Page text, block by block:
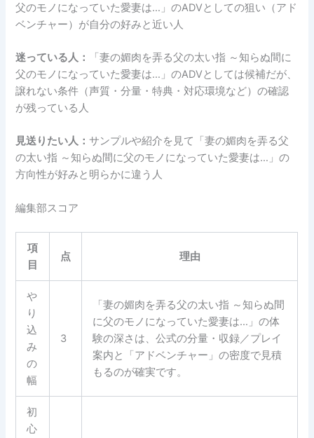
父のモノになっていた愛妻は…」のADVとしての狙い（アド
ベンチャー）が自分の好みと近い人
迷っている人：
「妻の媚肉を弄る父の太い指 ～知らぬ間に
父のモノになっていた愛妻は…」のADVとしては候補だが、
譲れない条件（声質・分量・特典・対応環境など）の確認
が残っている人
見送りたい人：サンプルや紹介を見て「妻の媚肉を弄る父
の太い指 ～知らぬ間に父のモノになっていた愛妻は…」の
方向性が好みと明らかに違う人
編集部スコア
項
目
点 理由
や
り
込
み
の
幅
3
「妻の媚肉を弄る父の太い指 ～知らぬ間
に父のモノになっていた愛妻は…」の体
験の深さは、公式の分量・収録／プレイ
案内と「アドベンチャー」の密度で見積
もるのが確実です。
初
心